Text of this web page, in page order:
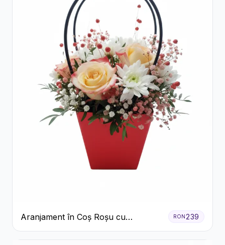
Aranjament în Coș Roșu cu
Trandafiri și Crizanteme Albe
RON239